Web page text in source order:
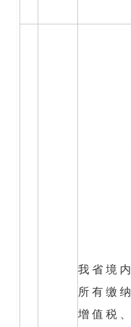
我省境内
所有缴纳
增值税、